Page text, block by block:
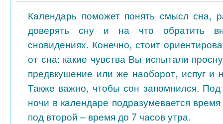
Календарь поможет понять смысл сна,
доверять сну и на что обратить
сновидениях. Конечно, стоит
от сна: какие чувства Вы испытали
предвкушение или же наоборот, испуг и
Также важно, чтобы сон запомнился.
ночи в календаре подразумевается
под второй – время до 7 часов утра.